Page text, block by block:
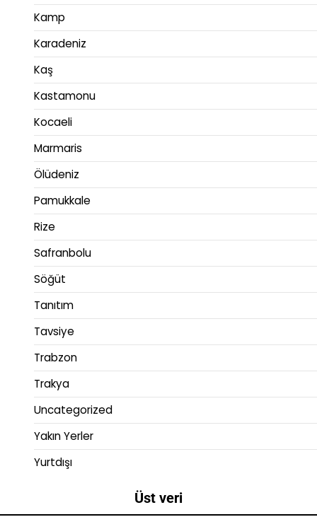
Kamp
Karadeniz
Kaş
Kastamonu
Kocaeli
Marmaris
Ölüdeniz
Pamukkale
Rize
Safranbolu
Söğüt
Tanıtım
Tavsiye
Trabzon
Trakya
Uncategorized
Yakın Yerler
Yurtdışı
Üst veri